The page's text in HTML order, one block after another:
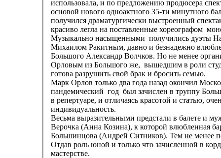
использовала, и по предложению продюсера
основой нового одноактного 35-ти минутного
получился драматургически выстроенный
красиво легла на поставленные хореографом
Музыкально насыщенными получились дуэты
Михаилом Ракитным, давно и безнадежно
Большого Александр Волчков. Но не менее
Орловым из Большого же, вышедшим в роли
готова разрушить свой брак и бросить семью.
Марк Орлов только два года назад окончил
пандемический год был зачислен в труппу
в репертуаре, и отличаясь красотой и статью,
индивидуальность.
Весьма выразительными предстали в балете и
Верочка (Анна Козина), к которой влюбленная
Большинцова (Андрей Ситников). Тем не менее
Отдав роль юной и только что зачисленной в
мастерстве.